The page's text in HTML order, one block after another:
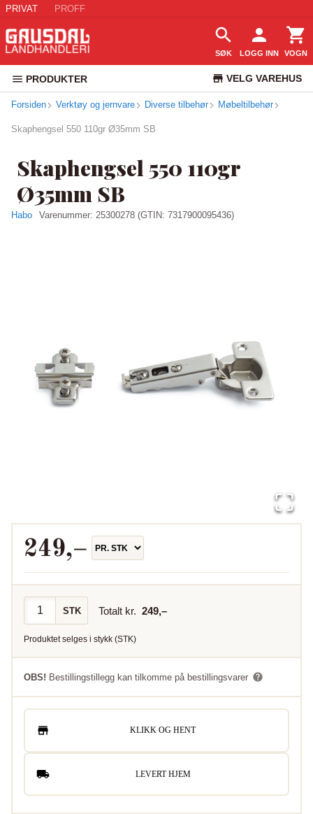
PRIVAT PROFF
SØK LOGG INN VOGN
PRODUKTER VELG VAREHUS
KUNDESERVICE
Forsiden Verktøy og jernvare Diverse tilbehør Møbeltilbehør
Skaphengsel 550 110gr Ø35mm SB
Skaphengsel 550 110gr
Ø35mm SB
Habo Varenummer: 25300278 (GTIN: 7317900095436)
249,–
STK Totalt kr. 249,–
Produktet selges i stykk (STK)
OBS! Bestillingstillegg kan tilkomme på bestillingsvarer
KLIKK OG HENT
LEVERT HJEM